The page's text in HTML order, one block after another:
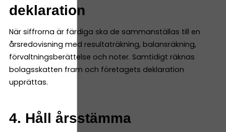
deklaration
När siffrorna är färdiga ska de sammanställas till en
årsredovisning med resultaträkning, balansräkning,
förvaltningsberättelse och noter. Samtidigt räknas
bolagsskatten fram och företagets deklaration
upprättas.
4. Håll årsstämma